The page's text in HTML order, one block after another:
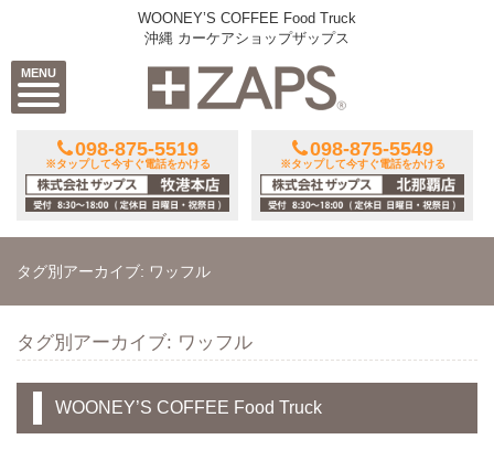
MENU
WOONEY’S COFFEE Food Truck
沖縄 カーケアショップザップス
098-875-5519
※タップして今すぐ電話をかける
098-875-5549
※タップして今すぐ電話をかける
タグ別アーカイブ: ワッフル
タグ別アーカイブ: ワッフル
WOONEY’S COFFEE Food Truck